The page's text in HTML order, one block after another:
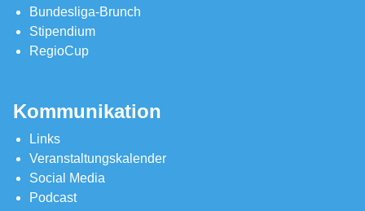
Bundesliga-Brunch
Stipendium
RegioCup
Kommunikation
Links
Veranstaltungskalender
Social Media
Podcast